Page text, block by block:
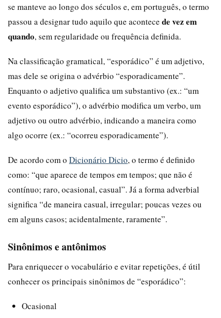
se manteve ao longo dos séculos e, em português, o termo
passou a designar tudo aquilo que acontece de vez em
quando, sem regularidade ou frequência definida.
Na classificação gramatical, “esporádico” é um adjetivo,
mas dele se origina o advérbio “esporadicamente”.
Enquanto o adjetivo qualifica um substantivo (ex.: “um
evento esporádico”), o advérbio modifica um verbo, um
adjetivo ou outro advérbio, indicando a maneira como
algo ocorre (ex.: “ocorreu esporadicamente”).
De acordo com o Dicionário Dicio, o termo é definido
como: “que aparece de tempos em tempos; que não é
contínuo; raro, ocasional, casual”. Já a forma adverbial
significa “de maneira casual, irregular; poucas vezes ou
em alguns casos; acidentalmente, raramente”.
Sinônimos e antônimos
Para enriquecer o vocabulário e evitar repetições, é útil
conhecer os principais sinônimos de “esporádico”:
Ocasional